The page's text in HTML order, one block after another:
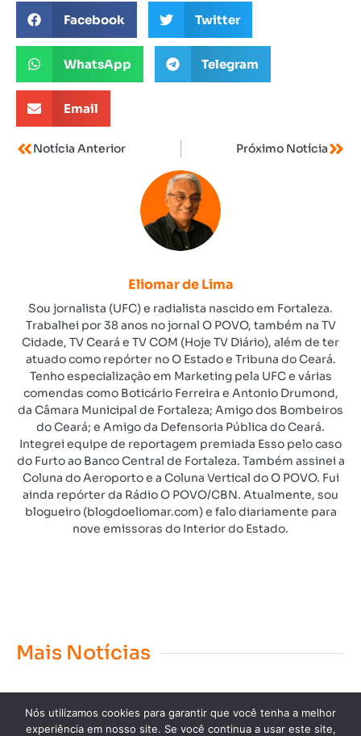
Facebook Twitter
WhatsApp Telegram
Email
Notícia Anterior Próximo Notícia
Eliomar de Lima
Sou jornalista (UFC) e radialista nascido em Fortaleza.
Trabalhei por 38 anos no jornal O POVO, também na TV
Cidade, TV Ceará e TV COM (Hoje TV Diário), além de ter
atuado como repórter no O Estado e Tribuna do Ceará.
Tenho especialização em Marketing pela UFC e várias
comendas como Boticário Ferreira e Antonio Drumond,
da Câmara Municipal de Fortaleza; Amigo dos Bombeiros
do Ceará; e Amigo da Defensoria Pública do Ceará.
Integrei equipe de reportagem premiada Esso pelo caso
do Furto ao Banco Central de Fortaleza. Também assinei a
Coluna do Aeroporto e a Coluna Vertical do O POVO. Fui
ainda repórter da Rádio O POVO/CBN. Atualmente, sou
blogueiro (blogdoeliomar.com) e falo diariamente para
nove emissoras do Interior do Estado.
Mais Notícias
Nós utilizamos cookies para garantir que você tenha a melhor
experiência em nosso site. Se você continua a usar este site,